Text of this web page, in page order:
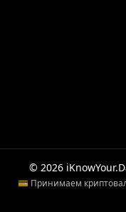
© 2026
💳 Принимаем